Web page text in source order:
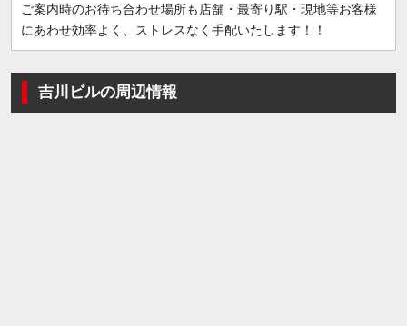
ご案内時のお待ち合わせ場所も店舗・最寄り駅・現地等お客様
にあわせ効率よく、ストレスなく手配いたします！！
吉川ビルの周辺情報